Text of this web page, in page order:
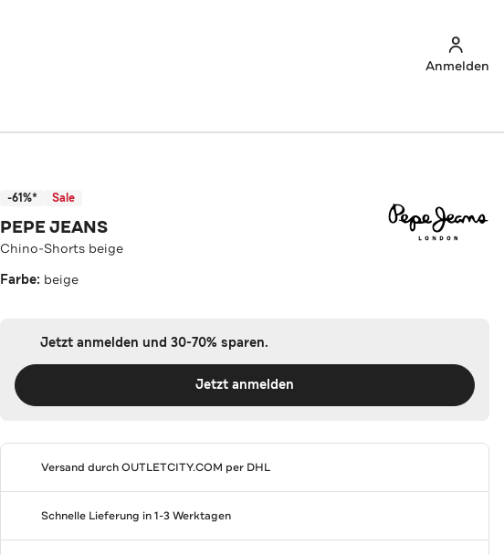
Anmelden
-61%* Sale
PEPE JEANS
Chino-Shorts beige
Farbe: beige
Jetzt anmelden und 30-70% sparen.
Jetzt anmelden
Versand durchOUTLETCITY.COM per DHL
Schnelle Lieferung in 1-3 Werktagen